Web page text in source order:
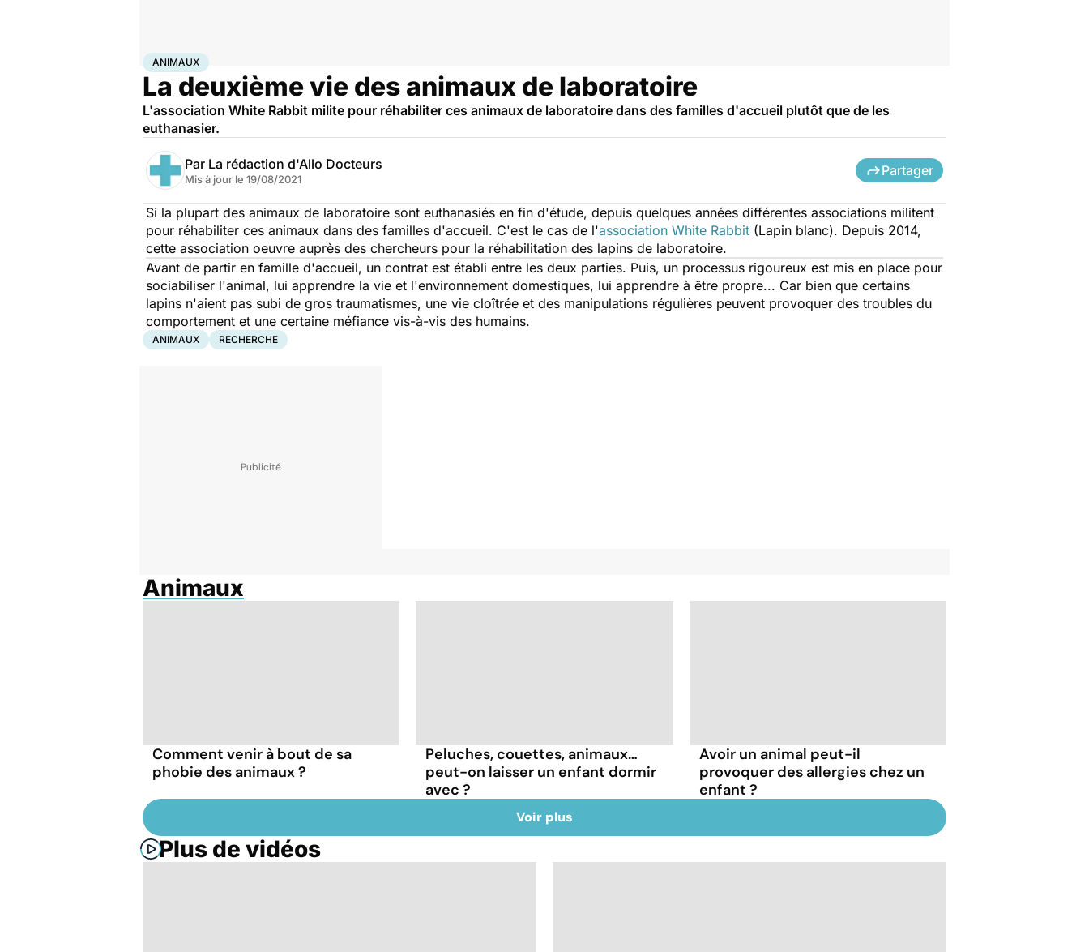
AccueilSanté Maladies
ANIMAUX
La deuxième vie des animaux de laboratoire
L'association White Rabbit milite pour réhabiliter ces animaux de laboratoire dans des familles d'accueil plutôt que de les
euthanasier.
Par La rédaction d'Allo Docteurs
Mis à jour le 19/08/2021
Partager
Si la plupart des animaux de laboratoire sont euthanasiés en fin d'étude, depuis quelques années différentes associations militent
pour réhabiliter ces animaux dans des familles d'accueil. C'est le cas de l'association White Rabbit (Lapin blanc). Depuis 2014,
cette association oeuvre auprès des chercheurs pour la réhabilitation des lapins de laboratoire.
Avant de partir en famille d'accueil, un contrat est établi entre les deux parties. Puis, un processus rigoureux est mis en place pour
sociabiliser l'animal, lui apprendre la vie et l'environnement domestiques, lui apprendre à être propre... Car bien que certains
lapins n'aient pas subi de gros traumatismes, une vie cloîtrée et des manipulations régulières peuvent provoquer des troubles du
comportement et une certaine méfiance vis-à-vis des humains.
ANIMAUX RECHERCHE
Animaux
Comment venir à bout de sa
phobie des animaux ?
Peluches, couettes, animaux…
peut-on laisser un enfant dormir
avec ?
Avoir un animal peut-il
provoquer des allergies chez un
enfant ?
Voir plus
Plus de vidéos